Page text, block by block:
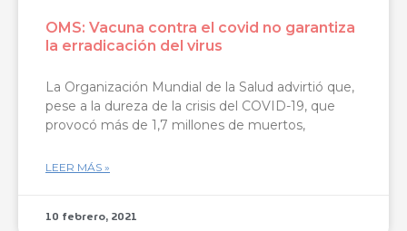
OMS: Vacuna contra el covid no garantiza
la erradicación del virus
La Organización Mundial de la Salud advirtió que,
pese a la dureza de la crisis del COVID-19, que
provocó más de 1,7 millones de muertos,
LEER MÁS »
10 febrero, 2021